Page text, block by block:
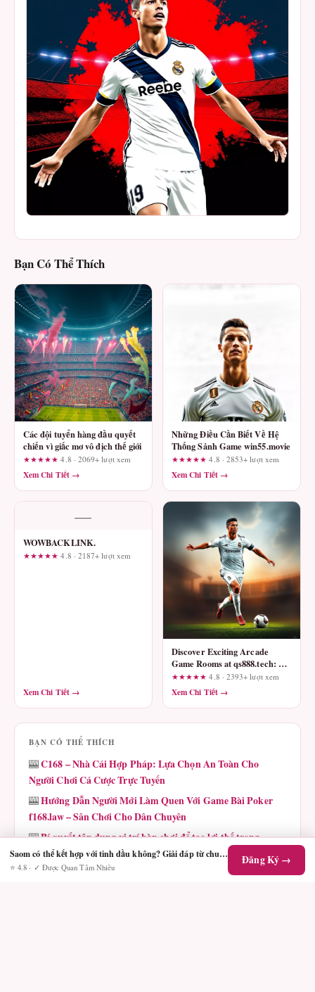
Bạn Có Thể Thích
Các đội tuyển hàng đầu quyết
chiến vì giấc mơ vô địch thế giới
★★★★★4.8 · 2069+ lượt xem
Xem Chi Tiết →
Những Điều Cần Biết Về Hệ
Thống Sảnh Game win55.movie
★★★★★4.8 · 2853+ lượt xem
Xem Chi Tiết →
—
WOWBACKLINK.
★★★★★4.8 · 2187+ lượt xem
Xem Chi Tiết →
Discover Exciting Arcade
Game Rooms at qs888.tech: A
Transparent Risk-Management
Review
★★★★★4.8 · 2393+ lượt xem
Xem Chi Tiết →
BẠN CÓ THỂ THÍCH
🎰C168 – Nhà Cái Hợp Pháp: Lựa Chọn An Toàn Cho
Người Chơi Cá Cược Trực Tuyến
🎰Hướng Dẫn Người Mới Làm Quen Với Game Bài Poker
f168.law – Sân Chơi Cho Dân Chuyên
🎰Bí quyết tận dụng vị trí bàn chơi để tạo lợi thế trong
Poker tại 789bethv.com
🎰 Đăng Ký Sunwin: Hướng Dẫn Chi Tiết Cho Người Mới
Saom có thể kết hợp với tinh dầu không? Giải đáp từ chuyên gia dinh dưỡng
⭐ 4.8 · ✓ Được Quan Tâm Nhiều
Đăng Ký →